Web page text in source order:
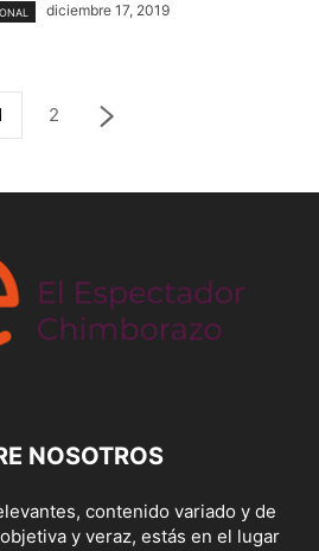
diciembre 17, 2019
2
NOSOTROS
contenido variado y de
y veraz, estás en el lugar